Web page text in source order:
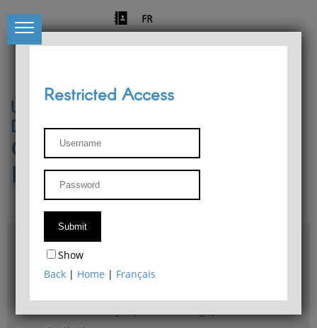
FR
University of Liège
Départment of Philosophy
Center for Phenomenological
Research
Access & maps
Philosophy Department Library
Restricted Access
Show
Back | Home | Français